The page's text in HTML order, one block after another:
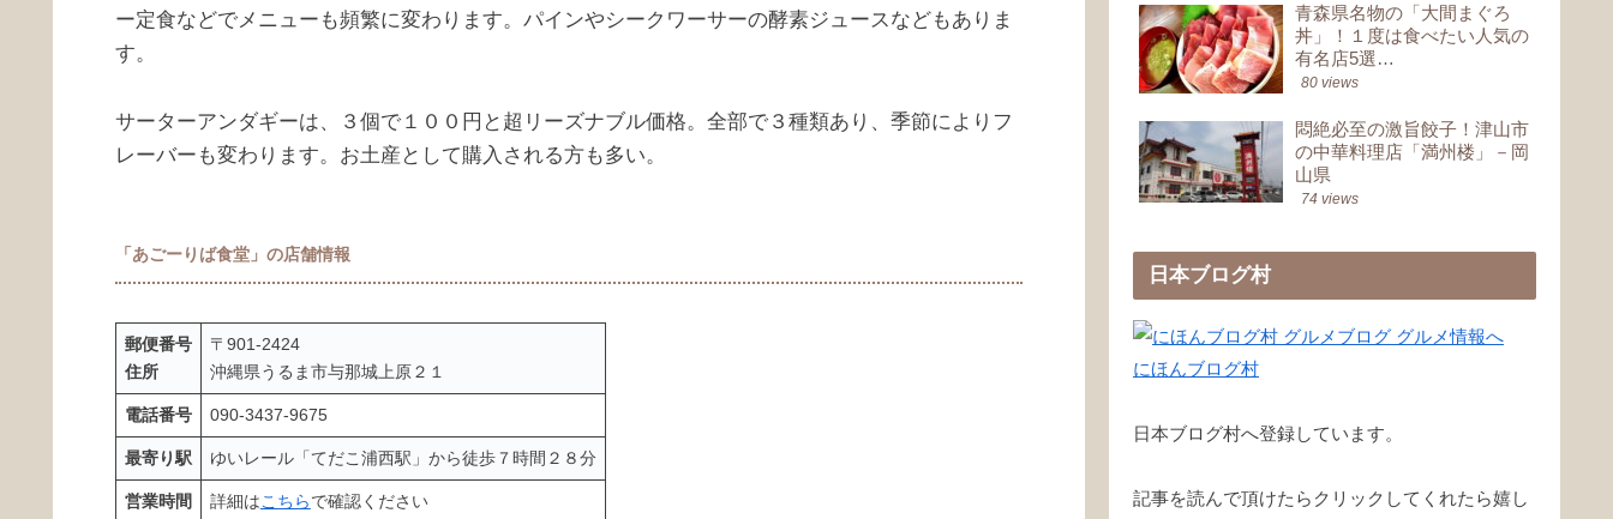
ー定食などでメニューも頻繁に変わります。パインやシークワーサーの酵素ジュースなどもありま
す。
サーターアンダギーは、３個で１００円と超リーズナブル価格。全部で３種類あり、季節によりフ
レーバーも変わります。お土産として購入される方も多い。
「あごーりば食堂」の店舗情報
郵便番号
住所
〒901-2424
沖縄県うるま市与那城上原２１
電話番号 090-3437-9675
最寄り駅 ゆいレール「てだこ浦西駅」から徒歩７時間２８分
営業時間
詳細は こちら で確認ください
青森県名物の「大間まぐろ
丼」！１度は食べたい人気の
有名店5選…
80 views
悶絶必至の激旨餃子！津山市
の中華料理店「満州楼」－岡
山県
74 views
日本ブログ村
にほんブログ村
日本ブログ村へ登録しています。
記事を読んで頂けたらクリックしてくれたら嬉し